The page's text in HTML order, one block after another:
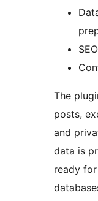
The
posts,
and
data is
ready